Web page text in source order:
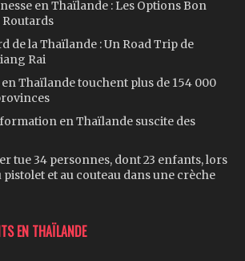
en Thaïlande : Les Options Bon
de la Thaïlande : Un Road Trip de
Rai
Thaïlande touchent plus de 154 000
en Thaïlande suscite des
tue 34 personnes, dont 23 enfants, lors
pistolet et au couteau dans une crèche
EN THAÏLANDE